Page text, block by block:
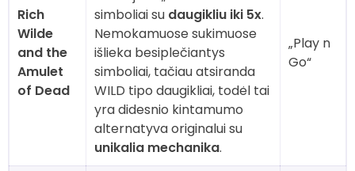
Rich
Wilde
and the
Amulet
of Dead
simboliai su daugikliu iki 5x.
Nemokamuose sukimuose
išlieka besiplečiantys
simboliai, tačiau atsiranda
WILD tipo daugikliai, todėl tai
yra didesnio kintamumo
alternatyva originalui su
unikalia mechanika.
„Play n
Go“